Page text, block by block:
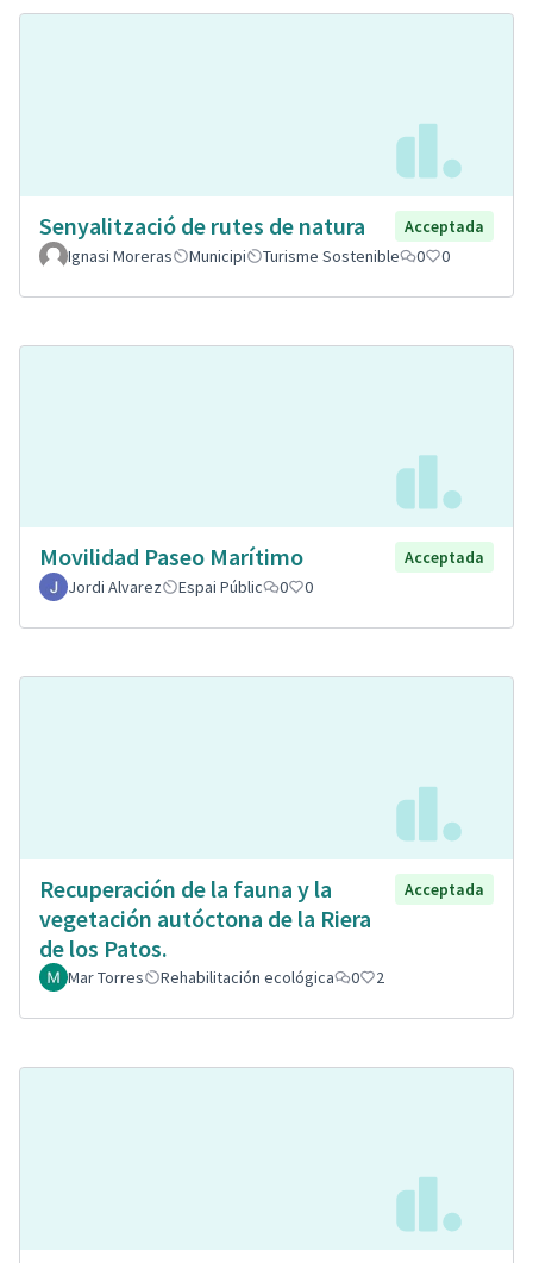
Senyalització de rutes de natura
Acceptada
Ignasi Moreras
Municipi Turisme Sostenible 0 0
Movilidad Paseo Marítimo
Acceptada
Jordi Alvarez
Espai Públic 0 0
Recuperación de la fauna y la
vegetación autóctona de la Riera
de los Patos.
Acceptada
Mar Torres Rehabilitación ecológica 0 2